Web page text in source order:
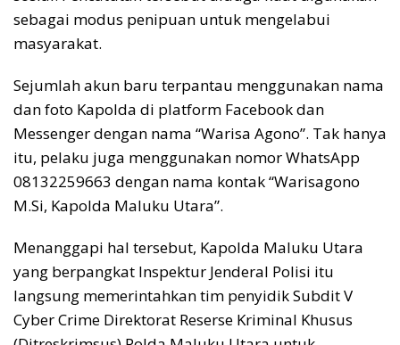
sebagai modus penipuan untuk mengelabui
masyarakat.
Sejumlah akun baru terpantau menggunakan nama
dan foto Kapolda di platform Facebook dan
Messenger dengan nama “Warisa Agono”. Tak hanya
itu, pelaku juga menggunakan nomor WhatsApp
08132259663 dengan nama kontak “Warisagono
M.Si, Kapolda Maluku Utara”.
Menanggapi hal tersebut, Kapolda Maluku Utara
yang berpangkat Inspektur Jenderal Polisi itu
langsung memerintahkan tim penyidik Subdit V
Cyber Crime Direktorat Reserse Kriminal Khusus